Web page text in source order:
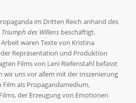
im Dritten Reich anhand des
Triumph des Willens beschäftigt.
waren Texte von Kristina
Repräsentation und Produktion
Films von Leni Riefenstahl befasst
wir uns vor allem mit der Inszenierung
als Propagandamedium,
der Erzeugung von Emotionen